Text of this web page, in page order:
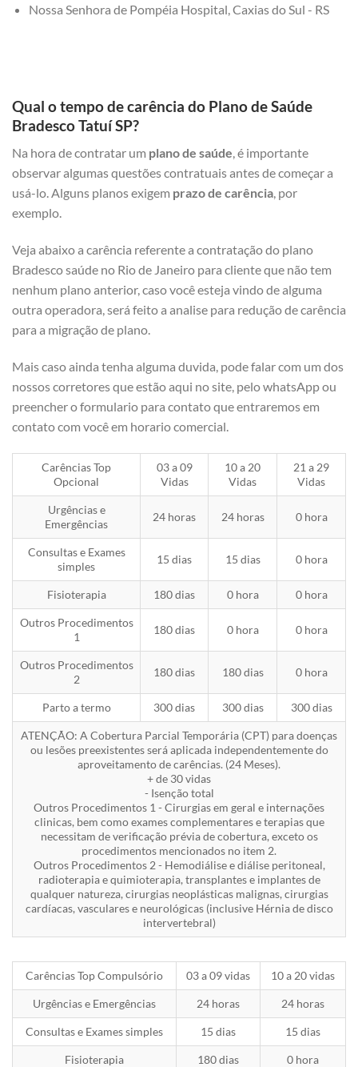
Nossa Senhora de Pompéia Hospital, Caxias do Sul - RS
Qual o tempo de carência do Plano de Saúde
Bradesco Tatuí SP?
Na hora de contratar um plano de saúde, é importante
observar algumas questões contratuais antes de começar a
usá-lo. Alguns planos exigem prazo de carência, por
exemplo.
Veja abaixo a carência referente a contratação do plano
Bradesco saúde no Rio de Janeiro para cliente que não tem
nenhum plano anterior, caso você esteja vindo de alguma
outra operadora, será feito a analise para redução de carência
para a migração de plano.
Mais caso ainda tenha alguma duvida, pode falar com um dos
nossos corretores que estão aqui no site, pelo whatsApp ou
preencher o formulario para contato que entraremos em
contato com você em horario comercial.
Carências Top
Opcional
03 a 09
Vidas
10 a 20
Vidas
21 a 29
Vidas
Urgências e
Emergências
24 horas 24 horas 0 hora
Consultas e Exames
simples
15 dias 15 dias 0 hora
Fisioterapia 180 dias 0 hora 0 hora
Outros Procedimentos
1
180 dias 0 hora 0 hora
Outros Procedimentos
2
180 dias 180 dias 0 hora
Parto a termo 300 dias 300 dias 300 dias
ATENÇÃO: A Cobertura Parcial Temporária (CPT) para doenças
ou lesões preexistentes será aplicada independentemente do
aproveitamento de carências. (24 Meses).
+ de 30 vidas
- Isenção total
Outros Procedimentos 1 - Cirurgias em geral e internações
clinicas, bem como exames complementares e terapias que
necessitam de verificação prévia de cobertura, exceto os
procedimentos mencionados no item 2.
Outros Procedimentos 2 - Hemodiálise e diálise peritoneal,
radioterapia e quimioterapia, transplantes e implantes de
qualquer natureza, cirurgias neoplásticas malignas, cirurgias
cardíacas, vasculares e neurológicas (inclusive Hérnia de disco
intervertebral)
Carências Top Compulsório 03 a 09 vidas 10 a 20 vidas
Urgências e Emergências 24 horas 24 horas
Consultas e Exames simples 15 dias 15 dias
Fisioterapia 180 dias 0 hora